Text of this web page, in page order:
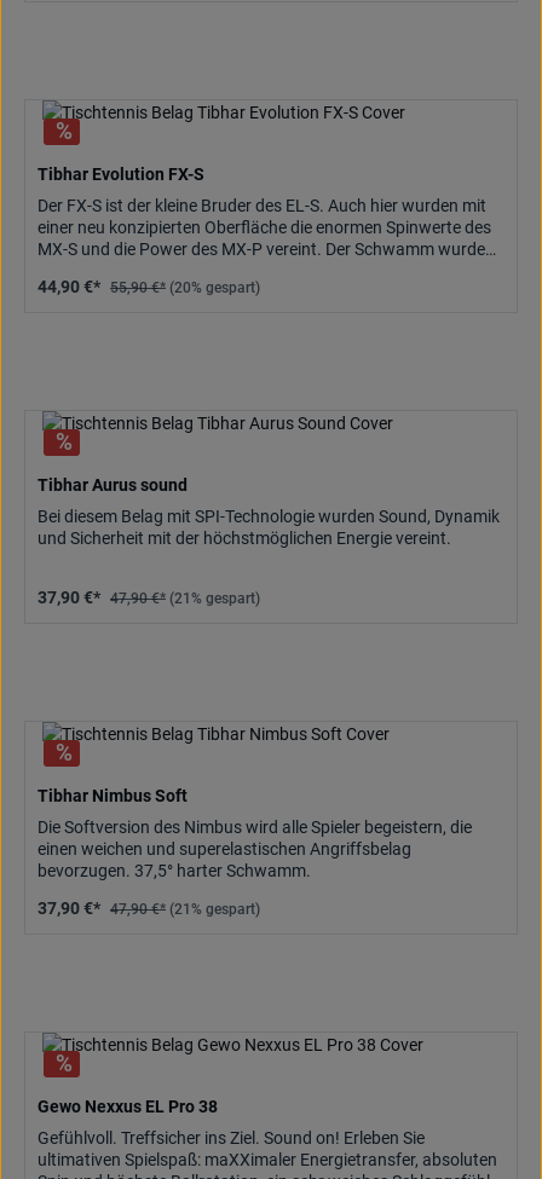
Tibhar Evolution FX-S
Der FX-S ist der kleine Bruder des EL-S. Auch hier wurden mit
einer neu konzipierten Oberfläche die enormen Spinwerte des
MX-S und die Power des MX-P vereint. Der Schwamm wurde
Kombination einer ebenfalls individuell abgestimmten
44,90 €* 55,90 €* (20% gespart)
Tibhar Aurus sound
Bei diesem Belag mit SPI-Technologie wurden Sound, Dynamik
und Sicherheit mit der höchstmöglichen Energie vereint.
37,90 €* 47,90 €* (21% gespart)
Tibhar Nimbus Soft
Die Softversion des Nimbus wird alle Spieler begeistern, die
einen weichen und superelastischen Angriffsbelag
bevorzugen. 37,5° harter Schwamm.
37,90 €* 47,90 €* (21% gespart)
Gewo Nexxus EL Pro 38
Gefühlvoll. Treffsicher ins Ziel. Sound on! Erleben Sie
ultimativen Spielspaß: maXXimaler Energietransfer, absoluten